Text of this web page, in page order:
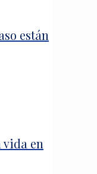
están
vida en